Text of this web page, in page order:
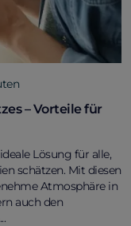
– Vorteile für
Lösung für alle,
schätzen. Mit diesen
Atmosphäre in
auch den